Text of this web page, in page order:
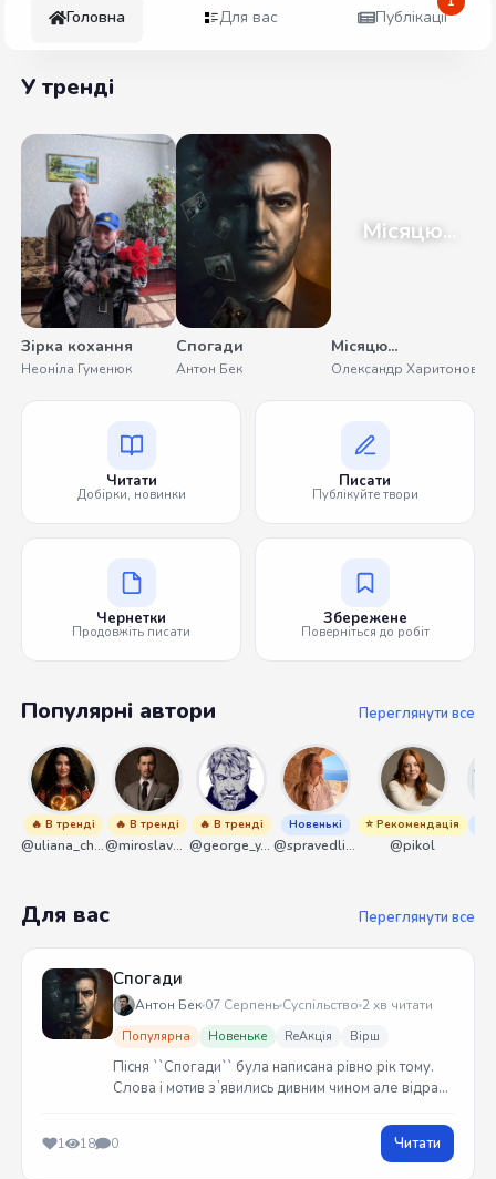
Головна Для вас Публікації
У тренді
Зірка кохання
Неоніла Гуменюк
Спогади
Антон Бек
Місяцю...
Місяцю...
Олександр Харитонов
Читати
Добірки, новинки
Писати
Публікуйте твори
Чернетки
Продовжіть писати
Збережене
Поверніться до робіт
Популярні автори Переглянути все
🔥 В тренді
@uliana_chernenko
🔥 В тренді
@miroslavmaniyk
🔥 В тренді
@george_y_lawlett
Новенькі
@spravedliwa
⭐ Рекомендація
@pikol
Для вас Переглянути все
Спогади
Антон Бек 07 Серпень Суспільство 2 хв читати
Популярна Новеньке ReАкція Вірш
Пісня ``Спогади`` була написана рівно рік тому.
Слова і мотив зʼявились дивним чином але відразу
1 18 0 Читати